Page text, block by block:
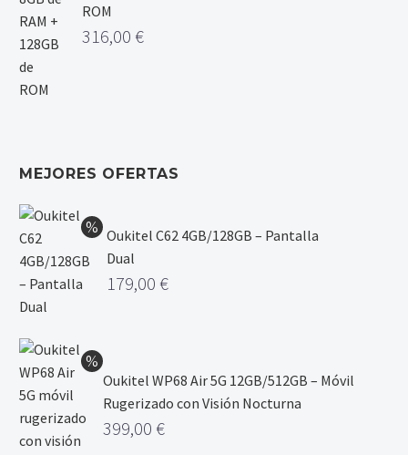
ROM
316,00 €
MEJORES OFERTAS
Oukitel C62 4GB/128GB – Pantalla
Dual
179,00 €
Oukitel WP68 Air 5G 12GB/512GB – Móvil
Rugerizado con Visión Nocturna
399,00 €